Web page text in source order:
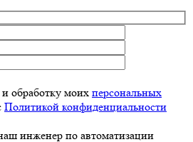
обработку моих персональных
Политикой конфиденциальности
инженер по автоматизации